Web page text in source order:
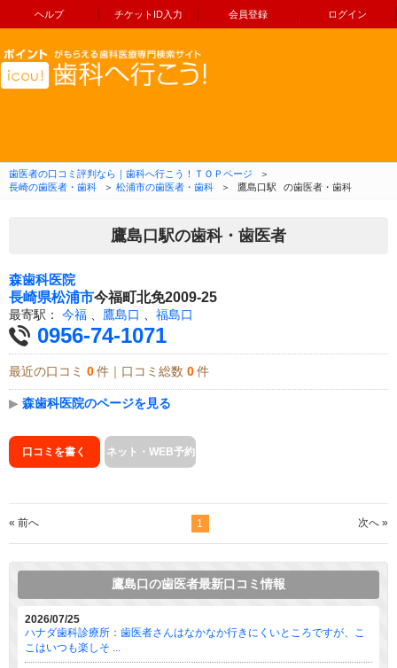
ヘルプ チケットID入力 会員登録 ログイン
コンテンツへ移動
歯医者の口コミ評判なら｜歯科へ行こう！ＴＯＰページ
＞
長崎の歯医者・歯科
＞ 松浦市の歯医者・歯科 ＞ 鷹島口駅 の歯医者・歯科
鷹島口駅の歯科・歯医者
森歯科医院
長崎県松浦市今福町北免2009-25
最寄駅： 今福 鷹島口 福島口
0956-74-1071
最近の口コミ 0 件｜口コミ総数 0 件
▶ 森歯科医院のページを見る
口コミを書く ネット・WEB予約
« 前へ 1 次へ »
鷹島口の歯医者最新口コミ情報
2026/07/25
ハナダ歯科診療所：歯医者さんはなかなか行きにくいところですが、こ
こはいつも楽しそ ...